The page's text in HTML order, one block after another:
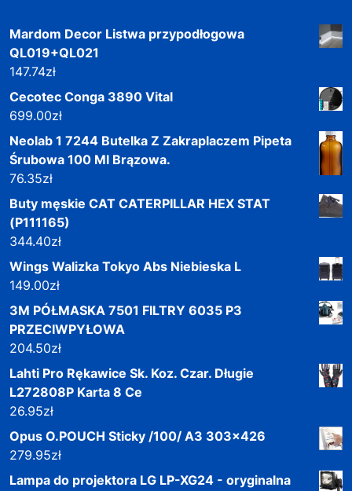
Mardom Decor Listwa przypodłogowa
QL019+QL021
147.74zł
Cecotec Conga 3890 Vital
699.00zł
Neolab 1 7244 Butelka Z Zakraplaczem Pipeta
Śrubowa 100 Ml Brązowa.
76.35zł
Buty męskie CAT CATERPILLAR HEX STAT
(P111165)
344.40zł
Wings Walizka Tokyo Abs Niebieska L
149.00zł
3M PÓŁMASKA 7501 FILTRY 6035 P3
PRZECIWPYŁOWA
204.50zł
Lahti Pro Rękawice Sk. Koz. Czar. Długie
L272808P Karta 8 Ce
26.95zł
Opus O.POUCH Sticky /100/ A3 303x426
279.95zł
Lampa do projektora LG LP-XG24 - oryginalna